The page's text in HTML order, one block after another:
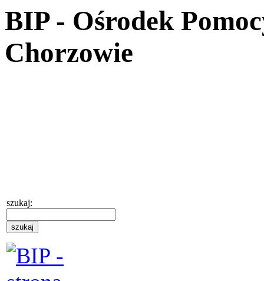
BIP - Ośrodek
Chorzowie
szukaj: